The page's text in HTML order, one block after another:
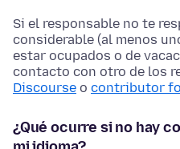
Si el responsable no te
considerable (al menos
estar ocupados o de
contacto con otro de los
Discourse o contributor
¿Qué ocurre si no hay